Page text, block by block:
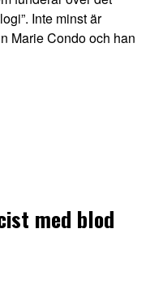
Inte minst är
Marie Condo och han
med blod